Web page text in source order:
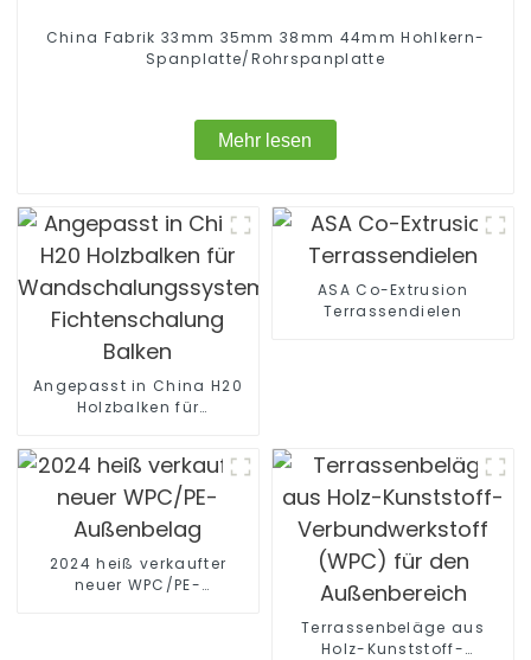
China Fabrik 33mm 35mm 38mm 44mm Hohlkern-
Spanplatte/Rohrspanplatte
Mehr lesen
Angepasst in China H20
Holzbalken für
Fichtenschalung Balken
ASA Co-Extrusion
Terrassendielen
2024 heiß verkaufter
neuer WPC/PE-
Terrassenbeläge aus
Holz-Kunststoff-